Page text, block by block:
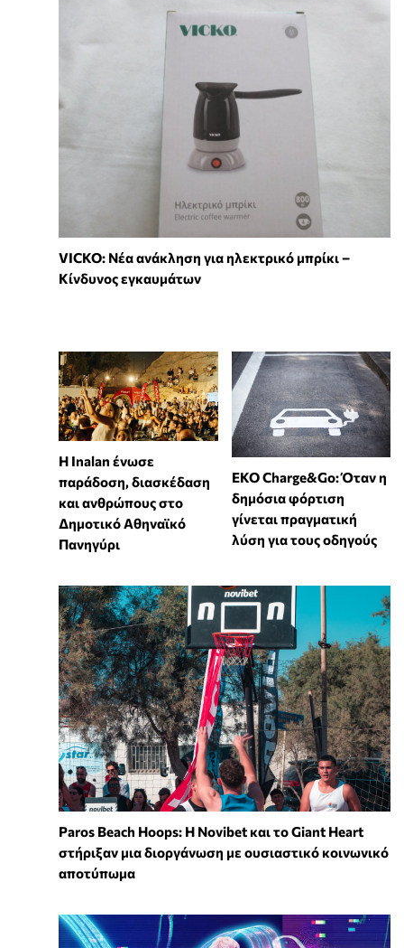
VICKO: Νέα ανάκληση για ηλεκτρικό μπρίκι –
Κίνδυνος εγκαυμάτων
Η Inalan ένωσε
παράδοση, διασκέδαση
και ανθρώπους στο
Δημοτικό Αθηναϊκό
Πανηγύρι
EKO Charge&Go: Όταν η
δημόσια φόρτιση
γίνεται πραγματική
λύση για τους οδηγούς
Paros Beach Hoops: Η Novibet και το Giant Heart
στήριξαν μια διοργάνωση με ουσιαστικό κοινωνικό
αποτύπωμα